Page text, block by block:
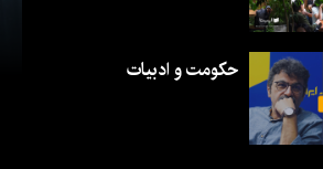
حکومت و ادبیات